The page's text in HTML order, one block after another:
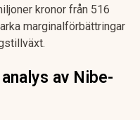
kronor från 516
marginalförbättringar
av Nibe-